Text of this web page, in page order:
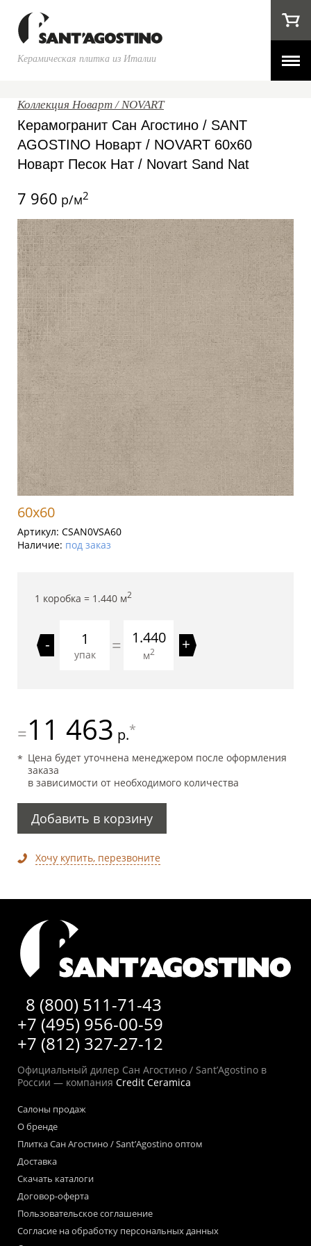
Керамическая плитка из Италии
Коллекция Новарт / NOVART
Керамогранит Сан Агостино / SANT
AGOSTINO Новарт / NOVART 60x60
Новарт Песок Нат / Novart Sand Nat
7 960 р/м2
60x60
Артикул: CSAN0VSA60
Наличие: под заказ
1 коробка = 1.440 м2
-
упак = 1.440
м2 +
=11 463 р.*
Цена будет уточнена менеджером после оформления
заказа
в зависимости от необходимого количества
Добавить в корзину
Хочу купить, перезвоните
8 (800) 511-71-43
+7 (495) 956-00-59
+7 (812) 327-27-12
Официальный дилер Сан Агостино / Sant’Agostino в
России — компания Credit Ceramica
Салоны продаж
О бренде
Плитка Сан Агостино / Sant’Agostino оптом
Доставка
Скачать каталоги
Договор-оферта
Пользовательское соглашение
Согласие на обработку персональных данных